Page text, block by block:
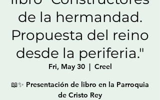
de la hermandad.
Propuesta del reino
desde la periferia."
Fri, May 30
  |
Creel
📖✨ Presentación de libro en la Parroquia
de Cristo Rey